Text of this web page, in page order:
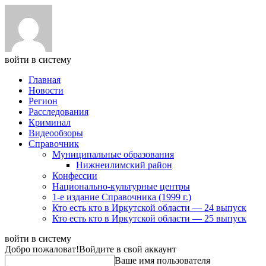
войти в систему
Главная
Новости
Регион
Расследования
Криминал
Видеообзоры
Справочник
Муниципальные образования
Нижнеилимский район
Конфессии
Национально-культурные центры
1-е издание Справочника (1999 г.)
Кто есть кто в Иркутской области — 24 выпуск
Кто есть кто в Иркутской области — 25 выпуск
войти в систему
Добро пожаловат!Войдите в свой аккаунт
Ваше имя пользователя